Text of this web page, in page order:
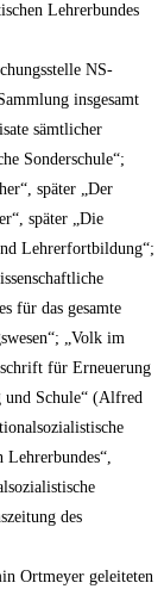
Lehrerbundes
NS-
insgesamt
sämtlicher
Sonderschule“;
später „Der
später „Die
Lehrerfortbildung“;
für das gesamte
„Volk im
für Erneuerung
und Schule“ (Alfred
des
Ortmeyer geleiteten